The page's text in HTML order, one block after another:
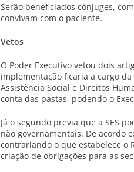
Serão beneficiados cônjuges,
convivam com o paciente.
Vetos
O Poder Executivo vetou dois
implementação ficaria a cargo da
Assistência Social e Direitos
conta das pastas, podendo o
Já o segundo previa que a SES
não governamentais. De acordo
contrariando o que estabelece o
criação de obrigações para as